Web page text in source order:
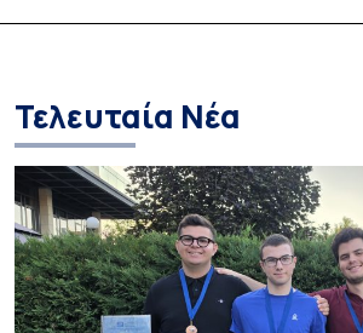
Τελευταία Νέα